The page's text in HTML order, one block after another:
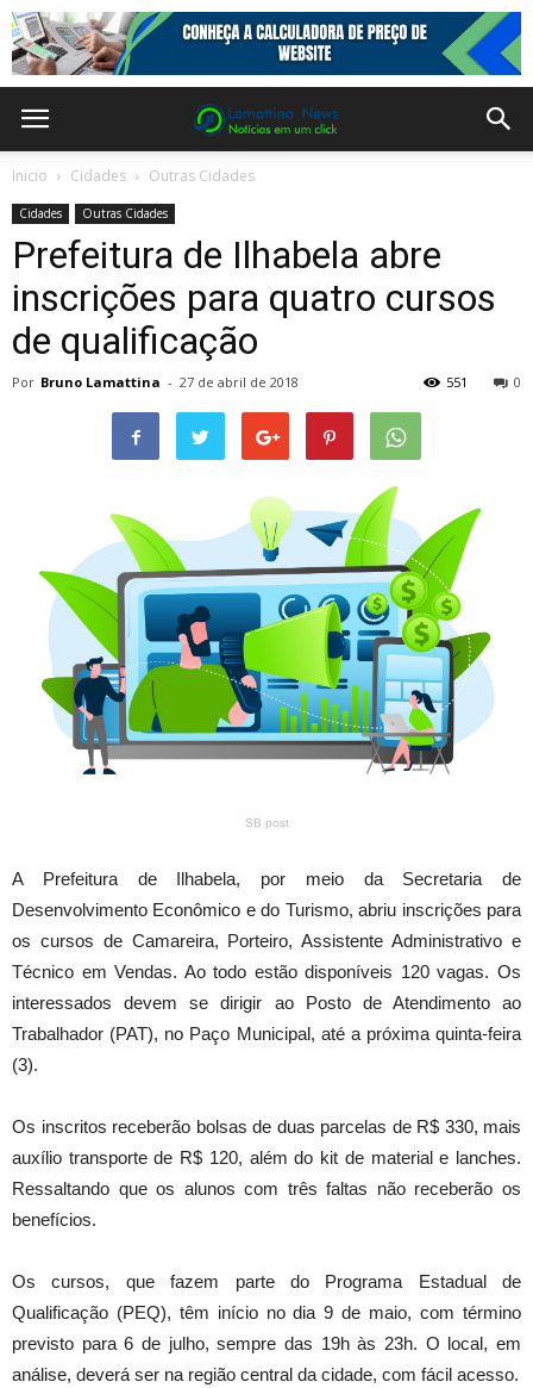
Inicio Cidades Outras Cidades
Cidades Outras Cidades
Prefeitura de Ilhabela abre
inscrições para quatro cursos
de qualificação
Por Bruno Lamattina - 27 de abril de 2018 0
551
SB post
A Prefeitura de Ilhabela, por meio da Secretaria de
Desenvolvimento Econômico e do Turismo, abriu inscrições para
os cursos de Camareira, Porteiro, Assistente Administrativo e
Técnico em Vendas. Ao todo estão disponíveis 120 vagas. Os
interessados devem se dirigir ao Posto de Atendimento ao
Trabalhador (PAT), no Paço Municipal, até a próxima quinta-feira
(3).
Os inscritos receberão bolsas de duas parcelas de R$ 330, mais
auxílio transporte de R$ 120, além do kit de material e lanches.
Ressaltando que os alunos com três faltas não receberão os
benefícios.
Os cursos, que fazem parte do Programa Estadual de
Qualificação (PEQ), têm início no dia 9 de maio, com término
previsto para 6 de julho, sempre das 19h às 23h. O local, em
análise, deverá ser na região central da cidade, com fácil acesso.